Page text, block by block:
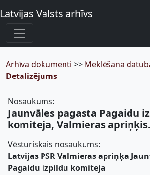
Latvijas Valsts arhīvs
Arhīva dokumenti >> Meklēšana
Detalizējums
Nosaukums:
Jaunvāles pagasta Pagaidu
komiteja, Valmieras apriņķis.
Vēsturiskais nosaukums:
Latvijas PSR Valmieras apriņķa
Pagaidu izpildu komiteja